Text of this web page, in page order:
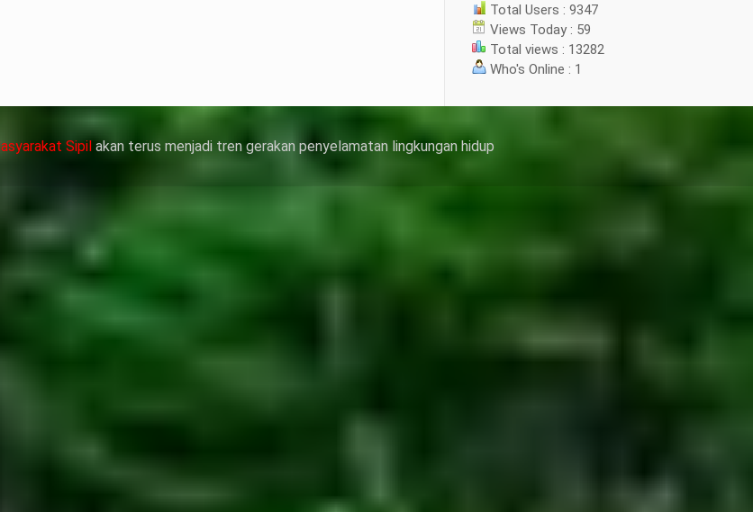
Total Users : 9347
Views Today : 59
Total views : 13282
Who's Online : 1
Sipilakan terus menjadi tren gerakan penyelamatan lingkungan hidup